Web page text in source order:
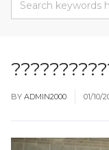
BY ADMIN2000 01/10/